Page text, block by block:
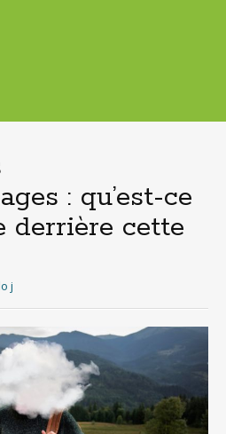
: qu’est-ce
derrière cette
j